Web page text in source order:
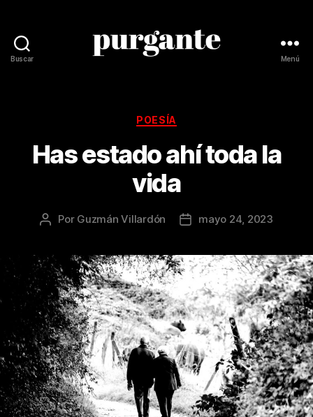
Buscar Menú
Categorías
POESÍA
Has estado ahí toda la
vida
Autor
publicación
Por Guzmán Villardón
Fecha
publicación
mayo 24, 2023